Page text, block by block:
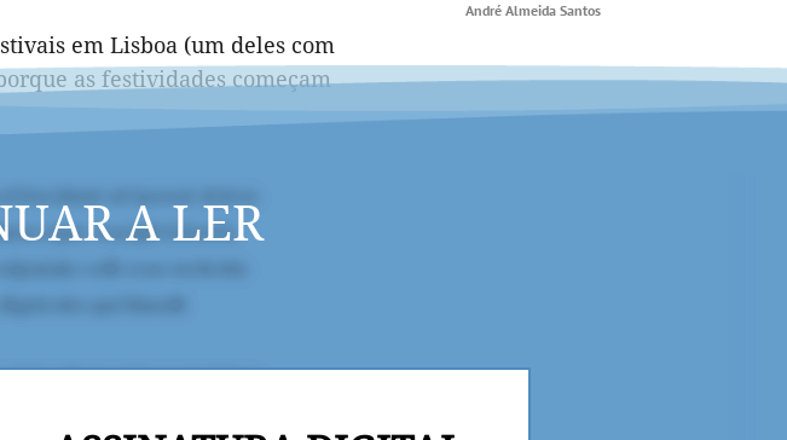
André Almeida Santos
em Lisboa (um deles com
as festividades começam
A LER